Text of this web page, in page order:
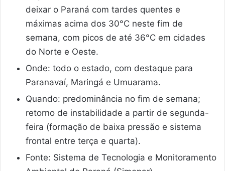
deixar o Paraná com tardes quentes e
máximas acima dos 30°C neste fim de
semana, com picos de até 36°C em cidades
do Norte e Oeste.
Onde: todo o estado, com destaque para
Paranavaí, Maringá e Umuarama.
Quando: predominância no fim de semana;
retorno de instabilidade a partir de segunda-
feira (formação de baixa pressão e sistema
frontal entre terça e quarta).
Fonte: Sistema de Tecnologia e Monitoramento